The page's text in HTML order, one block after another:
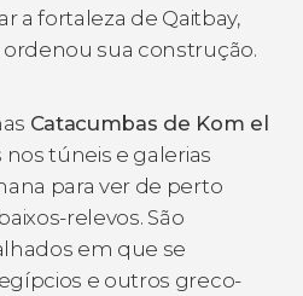
a fortaleza de Qaitbay,
sua construção.
Catacumbas de Kom el
nos túneis e galerias
para ver de perto
relevos. São
em que se
e outros greco-